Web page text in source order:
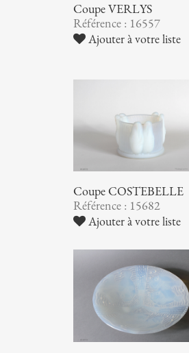
Coupe VERLYS
Référence : 16557
Ajouter à votre liste
Coupe COSTEBELLE
Référence : 15682
Ajouter à votre liste